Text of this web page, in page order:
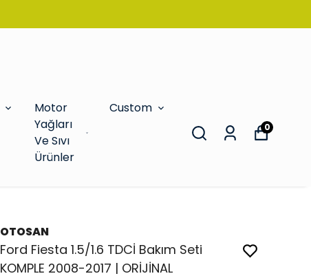
Motor
Yağları
Ve Sıvı
Ürünler
Custom
0
OTOSAN
Ford Fiesta 1.5/1.6 TDCİ Bakım Seti
KOMPLE 2008-2017 | ORİJİNAL